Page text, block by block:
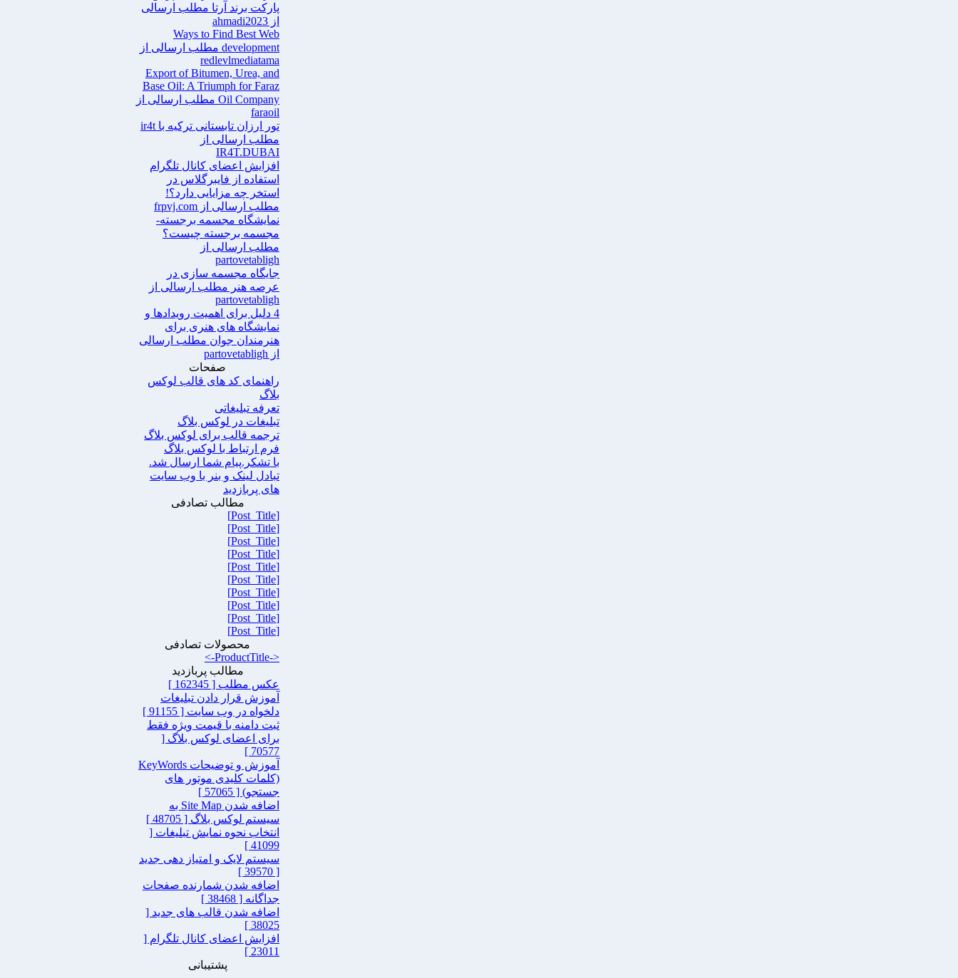
پارکت برند آرتا مطلب ارسالی
از ahmadi2023
Ways to Find Best Web
development مطلب ارسالی از
redlevlmediatama
Export of Bitumen, Urea, and
Base Oil: A Triumph for Faraz
Oil Company مطلب ارسالی از
faraoil
تور ارزان تابستانی ترکیه با ir4t
مطلب ارسالی از
IR4T.DUBAI
افزایش اعضای کانال تلگرام
استفاده از فایبرگلاس در
استخر چه مزایایی دارد؟!
مطلب ارسالی از frpvj.com
نمایشگاه مجسمه برجسته-
مجسمه برجسته چیست؟
مطلب ارسالی از
partovetabligh
جایگاه مجسمه سازی در
عرصه هنر مطلب ارسالی از
partovetabligh
4 دلیل برای اهمیت رویدادها و
نمایشگاه های هنری برای
هنرمندان جوان مطلب ارسالی
از partovetabligh
صفحات
راهنمای کد های قالب لوکس
بلاگ
تعرفه تبلیغاتی
تبلیغات در لوکس بلاگ
ترجمه قالب برای لوکس بلاگ
فرم ارتباط با لوکس بلاگ
با تشکر.پیام شما ارسال شد.
تبادل لینک و بنر با وب سایت
های پربازدید
مطالب تصادفی
[Post_Title]
[Post_Title]
[Post_Title]
[Post_Title]
[Post_Title]
[Post_Title]
[Post_Title]
[Post_Title]
[Post_Title]
[Post_Title]
محصولات تصادفی
<-ProductTitle->
مطالب پربازدید
عکس مطلب [ 162345 ]
آموزش قرار دادن تبلیغات
دلخواه در وب سایت [ 91155 ]
ثبت دامنه با قیمت ویژه فقط
برای اعضای لوکس بلاگ [
70577 ]
آموزش و توضیحات KeyWords
(کلمات کلیدی موتور های
جستجو) [ 57065 ]
اضافه شدن Site Map به
سیستم لوکس بلاگ [ 48705 ]
انتخاب نحوه نمایش تبلیغات [
41099 ]
سیستم لایک و امتیاز دهی جدید
[ 39570 ]
اضافه شدن شمارنده صفحات
جداگانه [ 38468 ]
اضافه شدن قالب های جدید [
38025 ]
افزایش اعضای کانال تلگرام [
23011 ]
پشتیبانی